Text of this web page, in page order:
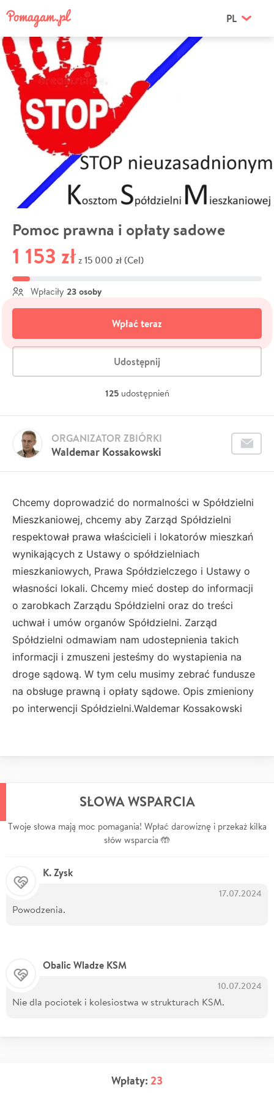
PL
Pomoc prawna i opłaty sadowe
1 153 zł z 15 000 zł (Cel)
Wpłaciły 23 osoby
Wpłać teraz
Udostępnij
125 udostępnień
Waldemar Kossakowski
ORGANIZATOR ZBIÓRKI
Chcemy doprowadzić do normalności w Spółdzielni
Mieszkaniowej, chcemy aby Zarząd Spółdzielni
respektował prawa właścicieli i lokatorów mieszkań
wynikających z Ustawy o spółdzielniach
mieszkaniowych, Prawa Spółdzielczego i Ustawy o
własności lokali. Chcemy mieć dostep do informacji
o zarobkach Zarządu Spółdzielni oraz do treści
uchwał i umów organów Spółdzielni. Zarząd
Spółdzielni odmawiam nam udostepnienia takich
informacji i zmuszeni jesteśmy do wystapienia na
droge sądową. W tym celu musimy zebrać fundusze
na obsługe prawną i opłaty sądowe. Opis zmieniony
po interwencji Spółdzielni.Waldemar Kossakowski
SŁOWA WSPARCIA
Twoje słowa mają moc pomagania! Wpłać darowiznę i przekaż kilka
słów wsparcia 🤲
K. Zysk
17.07.2024
Powodzenia.
Obalic Wladze KSM
10.07.2024
Nie dla pociotek i kolesiostwa w strukturach KSM.
Wpłaty: 23